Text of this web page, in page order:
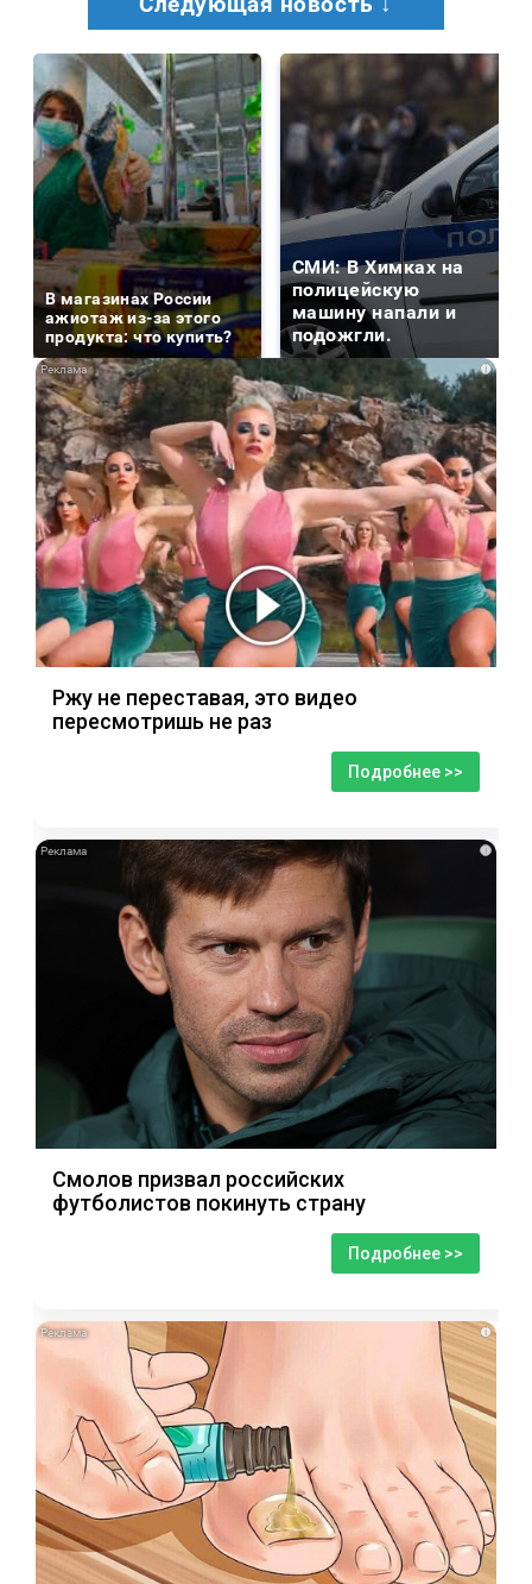
В магазинах России
ажиотаж из-за этого
продукта: что купить?
СМИ: В Химках на
полицейскую
машину напали и
подожгли.
i
Ржу не переставая, это видео
пересмотришь не раз
Подробнее >>
i
Смолов призвал российских
футболистов покинуть страну
Подробнее >>
i